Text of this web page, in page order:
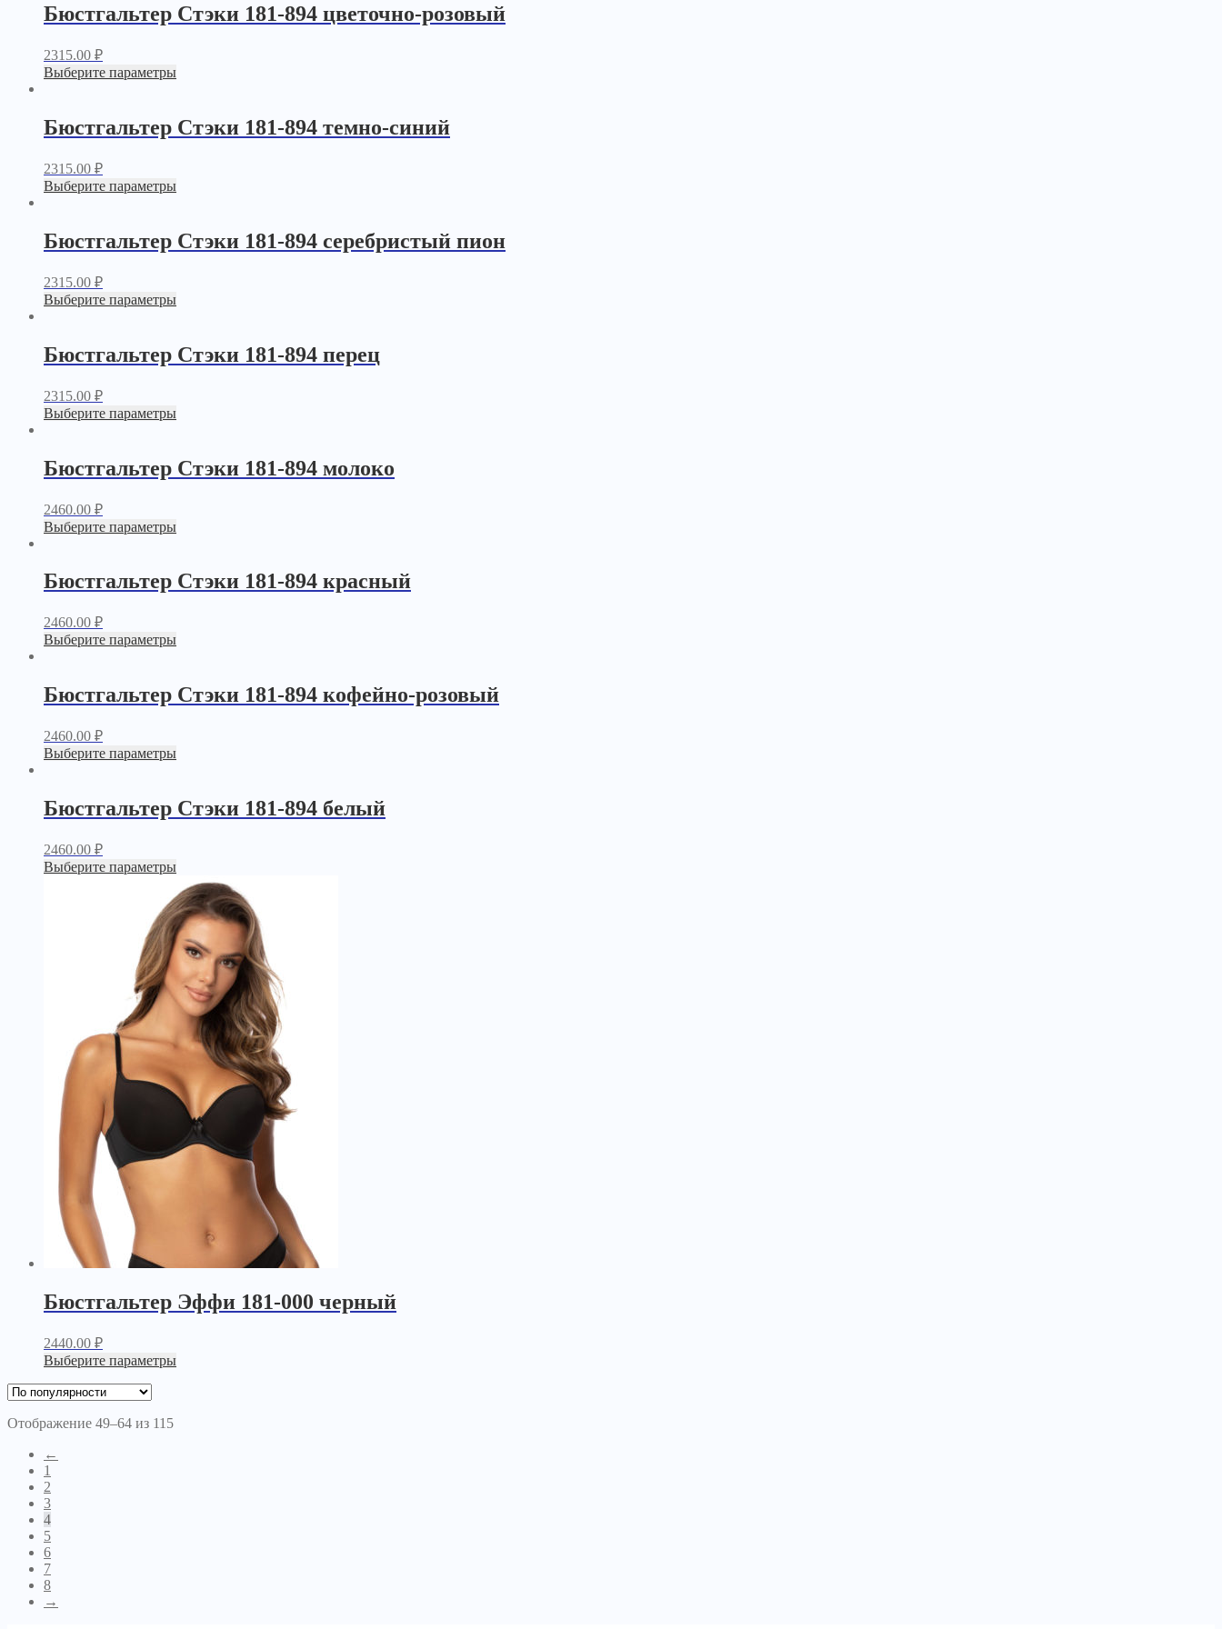
Бюстгальтер Стэки 181-894 цветочно-розовый
2315.00 ₽
Выберите параметры
Бюстгальтер Стэки 181-894 темно-синий
2315.00 ₽
Выберите параметры
Бюстгальтер Стэки 181-894 серебристый пион
2315.00 ₽
Выберите параметры
Бюстгальтер Стэки 181-894 перец
2315.00 ₽
Выберите параметры
Бюстгальтер Стэки 181-894 молоко
2460.00 ₽
Выберите параметры
Бюстгальтер Стэки 181-894 красный
2460.00 ₽
Выберите параметры
Бюстгальтер Стэки 181-894 кофейно-розовый
2460.00 ₽
Выберите параметры
Бюстгальтер Стэки 181-894 белый
2460.00 ₽
Выберите параметры
Бюстгальтер Эффи 181-000 черный
2440.00 ₽
Выберите параметры
Отображение 49–64 из 115
←
1
2
3
4
5
6
7
8
→